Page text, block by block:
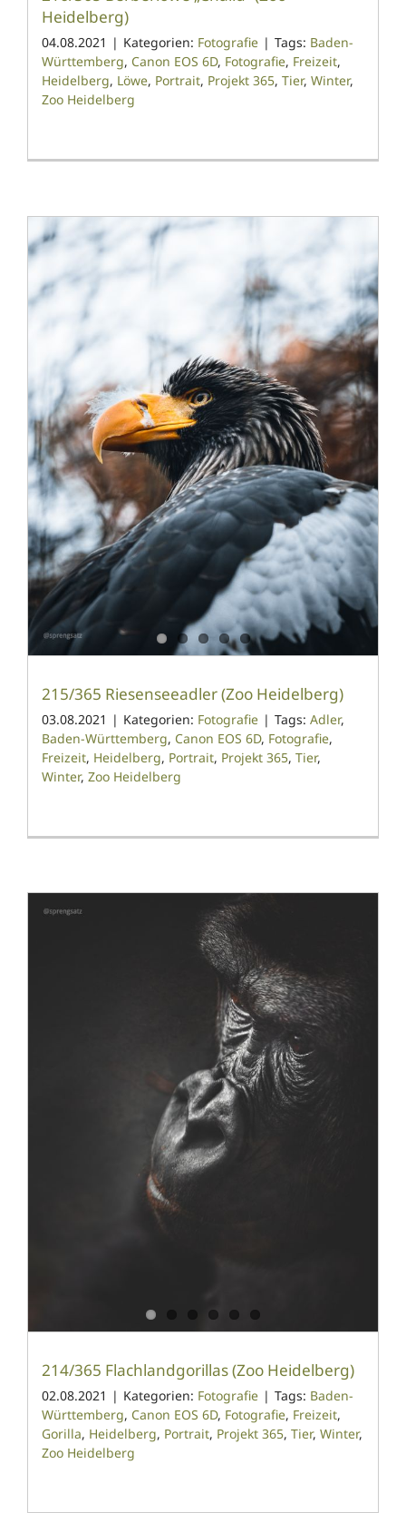
Heidelberg)
04.08.2021 | Kategorien: Fotografie | Tags: Baden-
Württemberg, Canon EOS 6D, Fotografie, Freizeit,
Heidelberg, Löwe, Portrait, Projekt 365, Tier, Winter,
Zoo Heidelberg
215/365 Riesenseeadler (Zoo Heidelberg)
03.08.2021 | Kategorien: Fotografie | Tags: Adler,
Baden-Württemberg, Canon EOS 6D, Fotografie,
Freizeit, Heidelberg, Portrait, Projekt 365, Tier,
Winter, Zoo Heidelberg
214/365 Flachlandgorillas (Zoo Heidelberg)
02.08.2021 | Kategorien: Fotografie | Tags: Baden-
Württemberg, Canon EOS 6D, Fotografie, Freizeit,
Gorilla, Heidelberg, Portrait, Projekt 365, Tier, Winter,
Zoo Heidelberg